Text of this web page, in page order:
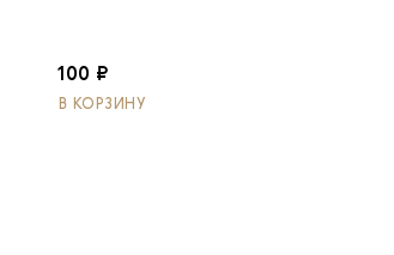
100 ₽
В КОРЗИНУ